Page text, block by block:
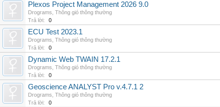
Plexos Project Management 2026 9.0
Drograms Thông gió thông thường
Trả lời:
0
ECU Test 2023.1
Drograms Thông gió thông thường
Trả lời:
0
Dynamic Web TWAIN 17.2.1
Drograms Thông gió thông thường
Trả lời:
0
Geoscience ANALYST Pro v.4.7.1 2
Drograms Thông gió thông thường
Trả lời:
0